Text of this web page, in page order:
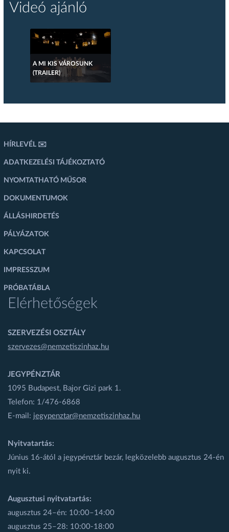
Videó ajánló
A MI KIS VÁROSUNK
(TRAILER)
HÍRLEVÉL ✉️
ADATKEZELÉSI TÁJÉKOZTATÓ
NYOMTATHATÓ MŰSOR
DOKUMENTUMOK
ÁLLÁSHIRDETÉS
PÁLYÁZATOK
KAPCSOLAT
IMPRESSZUM
PRÓBATÁBLA
Elérhetőségek
SZERVEZÉSI OSZTÁLY
szervezes@nemzetiszinhaz.hu
JEGYPÉNZTÁR
1095 Budapest, Bajor Gizi park 1.
Telefon: 1/476-6868
E-mail: jegypenztar@nemzetiszinhaz.hu
Nyitvatartás:
Június 16-ától a jegypénztár bezár, legközelebb augusztus 24-én
nyit ki.
Augusztusi nyitvatartás:
augusztus 24–én: 10:00–14:00
augusztus 25–28: 10:00-18:00